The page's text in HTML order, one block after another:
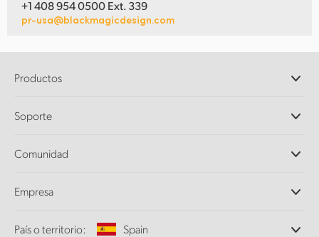
+1 408 954 0500 Ext. 339
pr-usa@blackmagicdesign.com
Productos
DaVinci Resolve y Fusion
Ultimatte
Captura y reproducción
Conversión de formatos
Soporte
Centro de soporte técnico
Comunidad
Empresa
País o territorio: Spain